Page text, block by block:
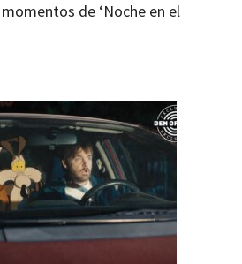
de ‘Noche en el